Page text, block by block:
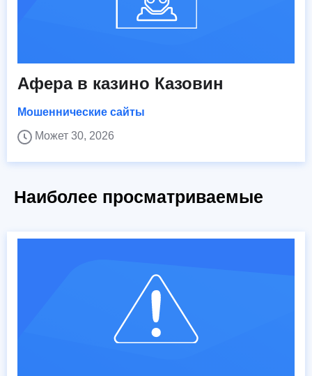
Афера в казино Казовин
Мошеннические сайты
Может 30, 2026
Наиболее просматриваемые